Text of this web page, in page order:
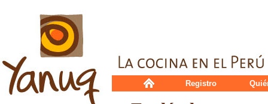
Registro